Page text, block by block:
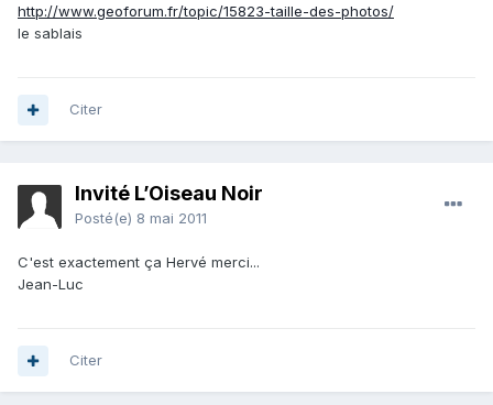
http://www.geoforum.fr/topic/15823-taille-des-photos/
le sablais
Citer
Invité L’Oiseau Noir
Posté(e) 8 mai 2011
C'est exactement ça Hervé merci...
Jean-Luc
Citer